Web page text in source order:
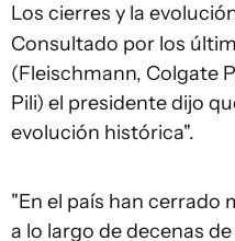
Los cierres y la
Consultado por los
(Fleischmann, Colgate
Pili) el presidente dijo
evolución histórica".
"En el país han
a lo largo de decenas